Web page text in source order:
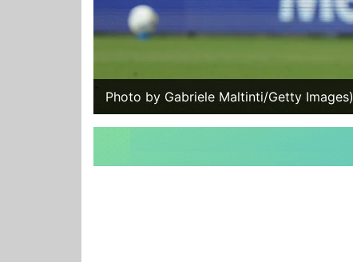
Photo by Gabriele Maltinti/Getty Images)